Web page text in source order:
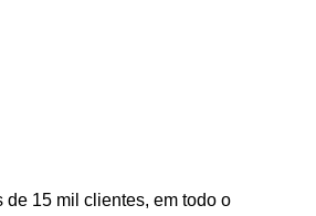
de 15 mil clientes, em todo o